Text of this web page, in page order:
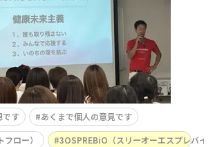
です
あくまで個人の意見です
ロー）
3OSPREBiO（スリーオーエスプレバイ